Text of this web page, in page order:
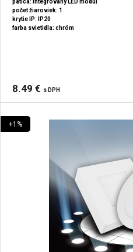
pätica: Integrovaný LED modul
počet žiaroviek: 1
krytie IP: IP20
farba svietidla: chróm
8.49 € s DPH
+1%